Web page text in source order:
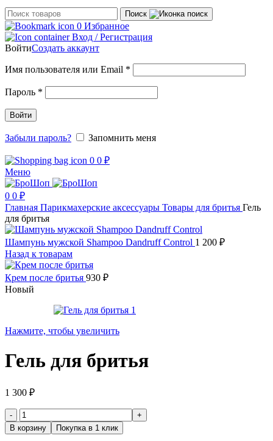
Поиск
0 Избранное
Вход / Регистрация
ВойтиСоздать аккаунт
Имя пользователя или Email *
Пароль *
Войти
Забыли пароль? Запомнить меня
0 0 ₽
Меню
0 0 ₽
Главная Парикмахерские аксессуары Товары для бритья Гель
для бритья
Шампунь мужской Shampoo Dandruff Control 1 200 ₽
Назад к товарам
Крем после бритья 930 ₽
Новый
Нажмите, чтобы увеличить
Гель для бритья
1 300 ₽
Количество
товара
Гель
В корзину Покупка в 1 клик